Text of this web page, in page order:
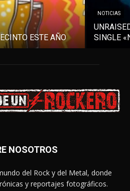
ESTE AÑO
NOTICIAS
SINGLE
NOSOTROS
del Rock y del Metal, donde
y reportajes fotográficos.